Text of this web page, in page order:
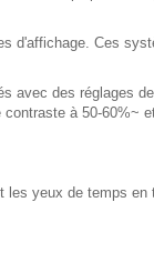
d'affichage. Ces
avec des réglages
à 50-60%~
yeux de temps en